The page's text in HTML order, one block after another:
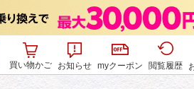
買い物かご
お知らせ myクーポン 閲覧履歴